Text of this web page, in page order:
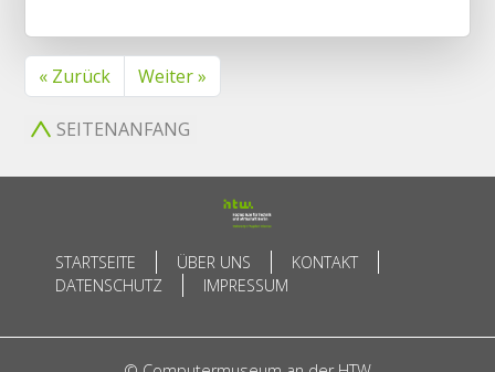
« Zurück Weiter »
SEITENANFANG
STARTSEITE ÜBER UNS
KONTAKT
DATENSCHUTZ
IMPRESSUM